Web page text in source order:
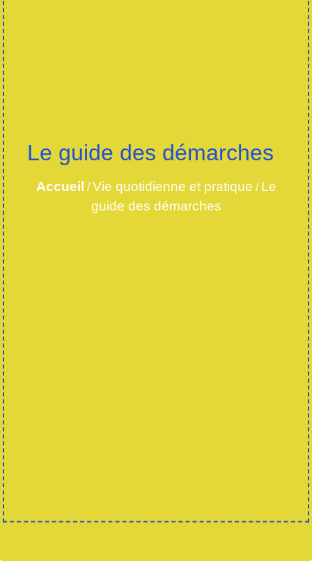
Le guide des démarches
Accueil /Vie quotidienne et pratique / Le
guide des démarches